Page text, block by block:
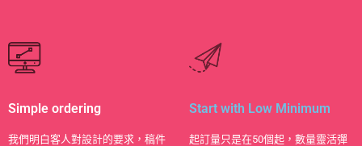
Simple ordering
我們明白客人對設計的要求，稿件
Start with Low Minimum
起訂量只是在50個起，數量靈活彈